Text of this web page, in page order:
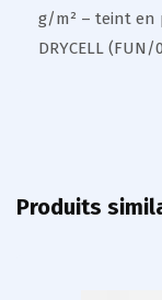
g/m² – teint en
DRYCELL (FUN/
Produits